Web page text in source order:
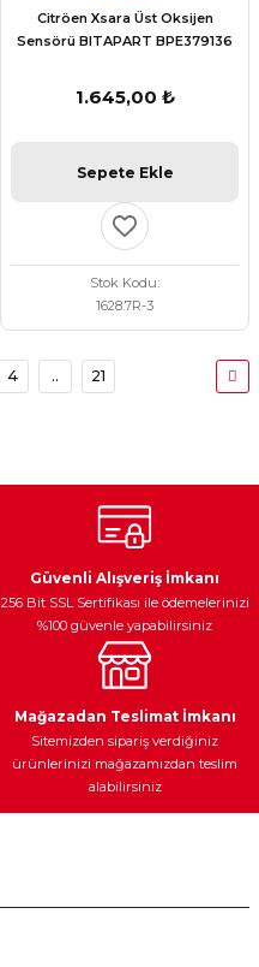
Citröen Xsara Üst Oksijen
Sensörü BITAPART BPE379136
1.645,00 ₺
Sepete Ekle
Stok Kodu
1628.7R-3
4 .. 21
Araç Yağları
Güvenli Alışveriş İmkanı
256 Bit SSL Sertifikası ile ödemelerinizi
%100 güvenle yapabilirsiniz
Mağazadan Teslimat İmkanı
Sitemizden sipariş verdiğiniz
ürünlerinizi mağazamızdan teslim
alabilirsiniz